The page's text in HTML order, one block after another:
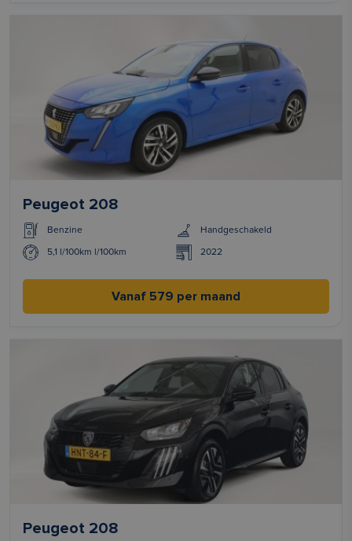
Peugeot 208
Benzine Handgeschakeld
5,1 l/100km l/100km 2022
Vanaf 579 per maand
Peugeot 208